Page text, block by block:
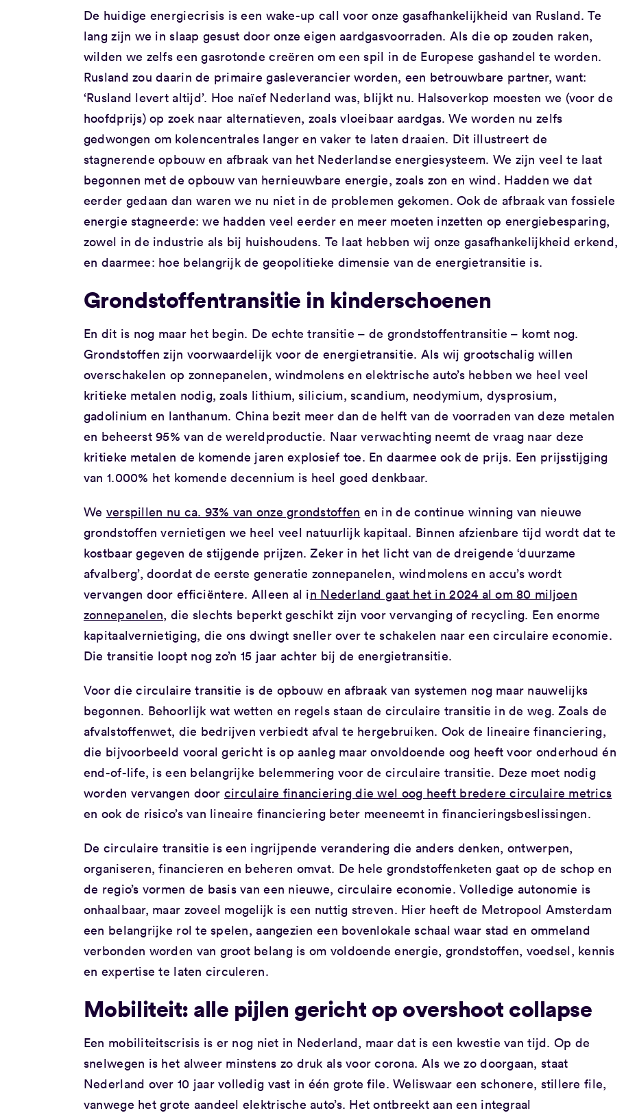
De huidige energiecrisis is een wake-up call voor onze gasafhankelijkheid van Rusland. Te
lang zijn we in slaap gesust door onze eigen aardgasvoorraden. Als die op zouden raken,
wilden we zelfs een gasrotonde creëren om een spil in de Europese gashandel te worden.
Rusland zou daarin de primaire gasleverancier worden, een betrouwbare partner, want:
‘Rusland levert altijd’. Hoe naïef Nederland was, blijkt nu. Halsoverkop moesten we (voor de
hoofdprijs) op zoek naar alternatieven, zoals vloeibaar aardgas. We worden nu zelfs
gedwongen om kolencentrales langer en vaker te laten draaien. Dit illustreert de
stagnerende opbouw en afbraak van het Nederlandse energiesysteem. We zijn veel te laat
begonnen met de opbouw van hernieuwbare energie, zoals zon en wind. Hadden we dat
eerder gedaan dan waren we nu niet in de problemen gekomen. Ook de afbraak van fossiele
energie stagneerde: we hadden veel eerder en meer moeten inzetten op energiebesparing,
zowel in de industrie als bij huishoudens. Te laat hebben wij onze gasafhankelijkheid erkend,
en daarmee: hoe belangrijk de geopolitieke dimensie van de energietransitie is.
Grondstoffentransitie in kinderschoenen
En dit is nog maar het begin. De echte transitie – de grondstoffentransitie – komt nog.
Grondstoffen zijn voorwaardelijk voor de energietransitie. Als wij grootschalig willen
overschakelen op zonnepanelen, windmolens en elektrische auto’s hebben we heel veel
kritieke metalen nodig, zoals lithium, silicium, scandium, neodymium, dysprosium,
gadolinium en lanthanum. China bezit meer dan de helft van de voorraden van deze metalen
en beheerst 95% van de wereldproductie. Naar verwachting neemt de vraag naar deze
kritieke metalen de komende jaren explosief toe. En daarmee ook de prijs. Een prijsstijging
van 1.000% het komende decennium is heel goed denkbaar.
We verspillen nu ca. 93% van onze grondstoffen en in de continue winning van nieuwe
grondstoffen vernietigen we heel veel natuurlijk kapitaal. Binnen afzienbare tijd wordt dat te
kostbaar gegeven de stijgende prijzen. Zeker in het licht van de dreigende ‘duurzame
afvalberg’, doordat de eerste generatie zonnepanelen, windmolens en accu’s wordt
vervangen door efficiëntere. Alleen al in Nederland gaat het in 2024 al om 80 miljoen
zonnepanelen, die slechts beperkt geschikt zijn voor vervanging of recycling. Een enorme
kapitaalvernietiging, die ons dwingt sneller over te schakelen naar een circulaire economie.
Die transitie loopt nog zo’n 15 jaar achter bij de energietransitie.
Voor die circulaire transitie is de opbouw en afbraak van systemen nog maar nauwelijks
begonnen. Behoorlijk wat wetten en regels staan de circulaire transitie in de weg. Zoals de
afvalstoffenwet, die bedrijven verbiedt afval te hergebruiken. Ook de lineaire financiering,
die bijvoorbeeld vooral gericht is op aanleg maar onvoldoende oog heeft voor onderhoud én
end-of-life, is een belangrijke belemmering voor de circulaire transitie. Deze moet nodig
worden vervangen door circulaire financiering die wel oog heeft bredere circulaire metrics
en ook de risico’s van lineaire financiering beter meeneemt in financieringsbeslissingen.
De circulaire transitie is een ingrijpende verandering die anders denken, ontwerpen,
organiseren, financieren en beheren omvat. De hele grondstoffenketen gaat op de schop en
de regio’s vormen de basis van een nieuwe, circulaire economie. Volledige autonomie is
onhaalbaar, maar zoveel mogelijk is een nuttig streven. Hier heeft de Metropool Amsterdam
een belangrijke rol te spelen, aangezien een bovenlokale schaal waar stad en ommeland
verbonden worden van groot belang is om voldoende energie, grondstoffen, voedsel, kennis
en expertise te laten circuleren.
Mobiliteit: alle pijlen gericht op overshoot collapse
Een mobiliteitscrisis is er nog niet in Nederland, maar dat is een kwestie van tijd. Op de
snelwegen is het alweer minstens zo druk als voor corona. Als we zo doorgaan, staat
Nederland over 10 jaar volledig vast in één grote file. Weliswaar een schonere, stillere file,
vanwege het grote aandeel elektrische auto’s. Het ontbreekt aan een integraal